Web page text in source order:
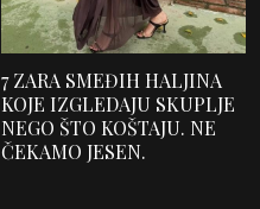
7 ZARA SMEĐIH HALJINA
KOJE IZGLEDAJU SKUPLJE
NEGO ŠTO KOŠTAJU. NE
ČEKAMO JESEN.